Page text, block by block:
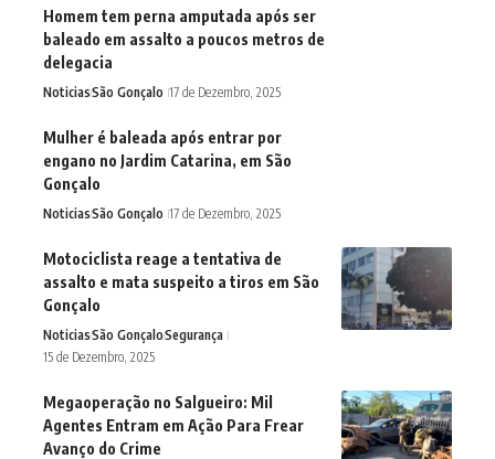
Homem tem perna amputada após ser
baleado em assalto a poucos metros de
delegacia
NoticiasSão Gonçalo 17 de Dezembro, 2025
Mulher é baleada após entrar por
engano no Jardim Catarina, em São
Gonçalo
NoticiasSão Gonçalo 17 de Dezembro, 2025
Motociclista reage a tentativa de
assalto e mata suspeito a tiros em São
Gonçalo
NoticiasSão GonçaloSegurança
15 de Dezembro, 2025
Megaoperação no Salgueiro: Mil
Agentes Entram em Ação Para Frear
Avanço do Crime